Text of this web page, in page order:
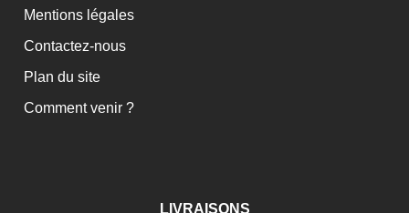
Mentions légales
Contactez-nous
Plan du site
Comment venir ?
LIVRAISONS